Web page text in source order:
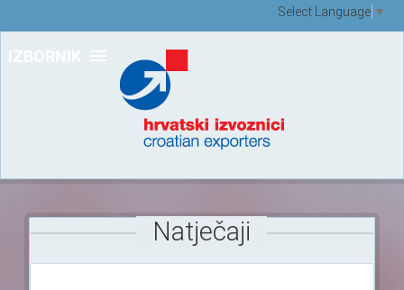
IZBORNIK
Select Language ▼
Natječaji